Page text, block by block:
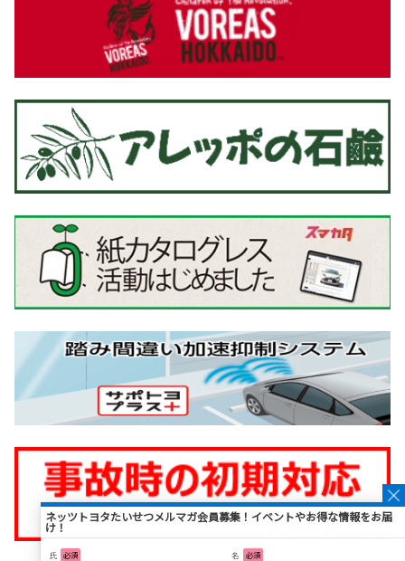
トリプルアシストページを更新しました
ネッツトヨタたいせつはお客様へ買い易さをト
リプルアシスト！残価設定型割賦に自動車保
険、トヨタカードのキャッシュバックでアシス
詳しくはこちら
ネッツトヨタたいせつメルマガ会員募集！イベントやお得な情報をお届
け！
氏 必須 名 必須